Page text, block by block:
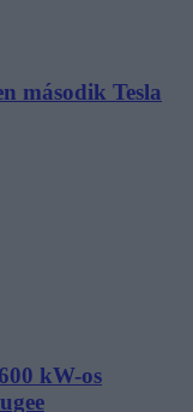
második Tesla
kW-os